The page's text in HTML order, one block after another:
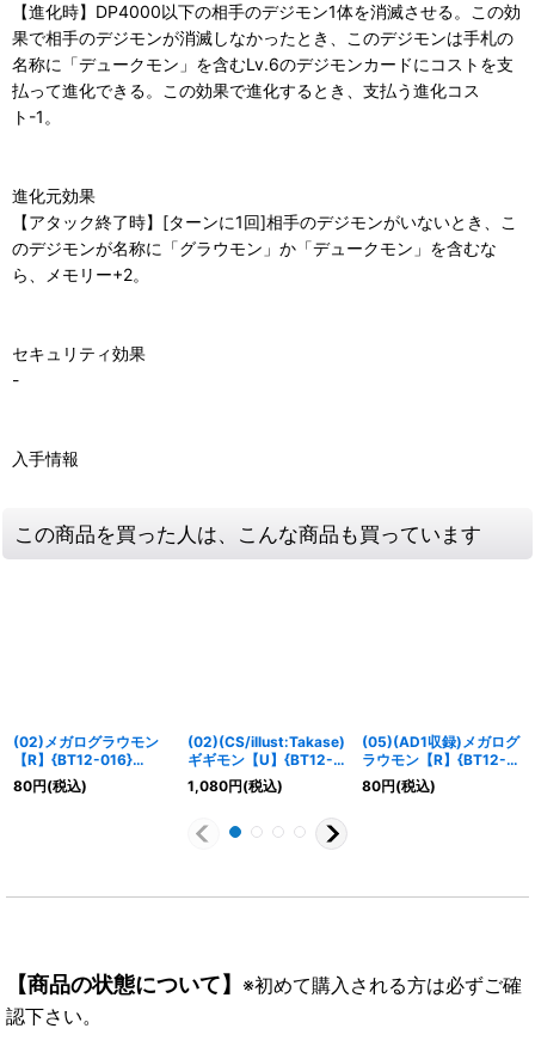
【進化時】DP4000以下の相手のデジモン1体を消滅させる。この効
果で相手のデジモンが消滅しなかったとき、このデジモンは手札の
名称に「デュークモン」を含むLv.6のデジモンカードにコストを支
払って進化できる。この効果で進化するとき、支払う進化コス
ト-1。
進化元効果
【アタック終了時】[ターンに1回]相手のデジモンがいないとき、こ
のデジモンが名称に「グラウモン」か「デュークモン」を含むな
ら、メモリー+2。
セキュリティ効果
-
入手情報
この商品を買った人は、こんな商品も買っています
(02)メガログラウモン
【R】{BT12-016}
《赤》
80円(税込)
(02)(CS/illust:Takase)
ギギモン【U】{BT12-
001}《赤》
1,080円(税込)
(05)(AD1収録)メガログ
ラウモン【R】{BT12-
016}《赤》
80円(税込)
【商品の状態について】 ※初めて購入される方は必ずご確
認下さい。